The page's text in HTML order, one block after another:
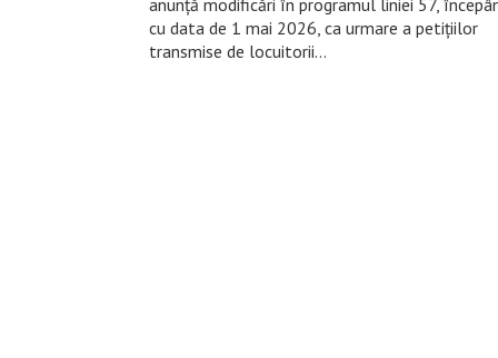
anunță modificări în programul liniei 57,
cu data de 1 mai 2026, ca urmare a petițiilor
transmise de locuitorii…